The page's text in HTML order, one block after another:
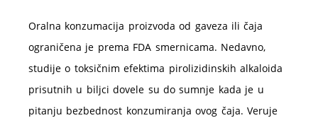
Oralna konzumacija proizvoda od gaveza ili čaja
ograničena je prema FDA smernicama. Nedavno,
studije o toksičnim efektima pirolizidinskih alkaloida
prisutnih u biljci dovele su do sumnje kada je u
pitanju bezbednost konzumiranja ovog čaja. Veruje